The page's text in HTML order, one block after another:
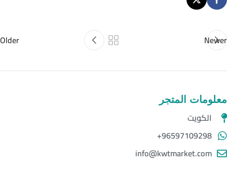
Newer
Older
معلومات المتجر
الكويت
96597109298+
info@kwtmarket.com